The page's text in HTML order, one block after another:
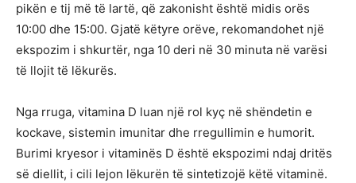
pikën e tij më të lartë, që zakonisht është midis orës
10:00 dhe 15:00. Gjatë këtyre orëve, rekomandohet një
ekspozim i shkurtër, nga 10 deri në 30 minuta në varësi
të llojit të lëkurës.
Nga rruga, vitamina D luan një rol kyç në shëndetin e
kockave, sistemin imunitar dhe rregullimin e humorit.
Burimi kryesor i vitaminës D është ekspozimi ndaj dritës
së diellit, i cili lejon lëkurën të sintetizojë këtë vitaminë.